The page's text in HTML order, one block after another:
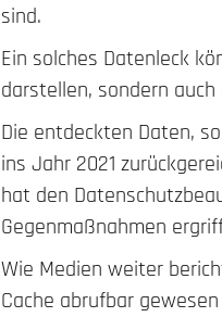
sind.
Ein solches Datenleck
darstellen, sondern
Die entdeckten Daten,
ins Jahr 2021
hat den
Gegenmaßnahmen
Wie Medien weiter
Cache abrufbar